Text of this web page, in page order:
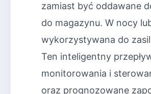
zamiast być oddawane
do magazynu. W nocy
wykorzystywana do
Ten inteligentny
monitorowania i
oraz prognozowane